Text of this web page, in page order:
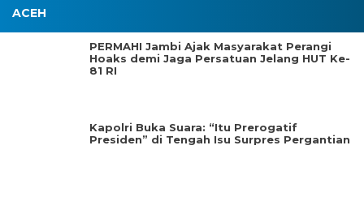
ACEH
PERMAHI Jambi Ajak Masyarakat Perangi
Hoaks demi Jaga Persatuan Jelang HUT Ke-
81 RI
Kapolri Buka Suara: “Itu Prerogatif
Presiden” di Tengah Isu Surpres Pergantian